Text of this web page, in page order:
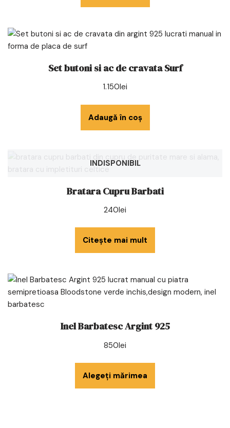
Set butoni si ac de cravata Surf
1.150lei
Adaugă în coș
INDISPONIBIL
Bratara Cupru Barbati
240lei
Citește mai mult
Inel Barbatesc Argint 925
850lei
Alegeți mărimea